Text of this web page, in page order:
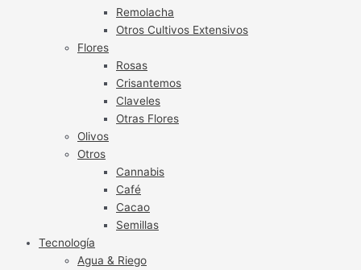
Remolacha
Otros Cultivos Extensivos
Flores
Rosas
Crisantemos
Claveles
Otras Flores
Olivos
Otros
Cannabis
Café
Cacao
Semillas
Tecnología
Agua & Riego